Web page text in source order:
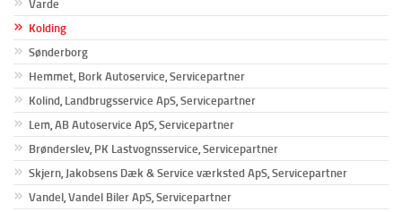
Varde
Kolding
Sønderborg
Hemmet, Bork Autoservice, Servicepartner
Kolind, Landbrugsservice ApS, Servicepartner
Lem, AB Autoservice ApS, Servicepartner
Brønderslev, PK Lastvognsservice, Servicepartner
Skjern, Jakobsens Dæk & Service værksted ApS, Servicepartner
Vandel, Vandel Biler ApS, Servicepartner